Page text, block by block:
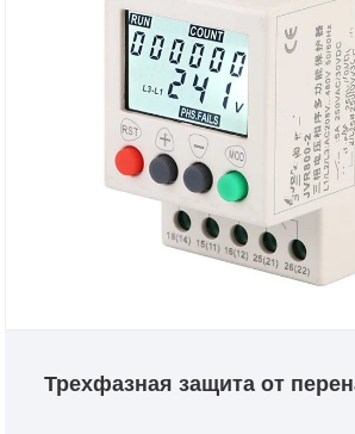
возгорание
повышенного напряжения,
напряжения и перегрузки по току
могут быть установлены
отрегулированы в
практических условий.
Трехфазная защита от